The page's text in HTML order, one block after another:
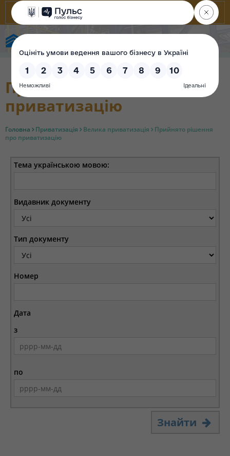
Прийнято рішення про
приватизацію
Головна Приватизація Велика приватизація
Прийнято рішення
про приватизацію
Тема українською мовою:
Видавник документу
Тип документу
Номер
Дата
з
по
Знайти